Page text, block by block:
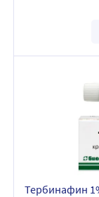
Тербинафин